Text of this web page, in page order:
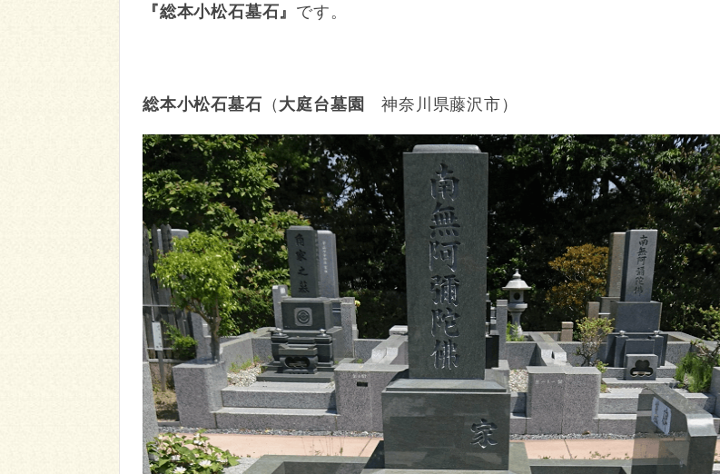
『総本小松石墓石』 です。
総本小松石墓石 （ 大庭台墓園 神奈川県藤沢市）